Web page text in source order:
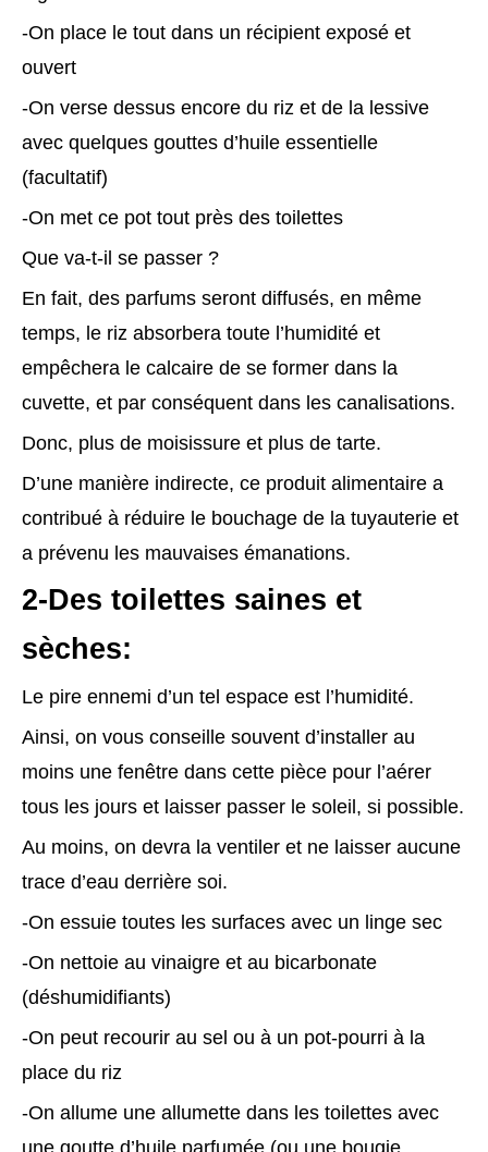
-On place le tout dans un récipient exposé et
ouvert
-On verse dessus encore du riz et de la lessive
avec quelques gouttes d’huile essentielle
(facultatif)
-On met ce pot tout près des toilettes
Que va-t-il se passer ?
En fait, des parfums seront diffusés, en même
temps, le riz absorbera toute l’humidité et
empêchera le calcaire de se former dans la
cuvette, et par conséquent dans les canalisations.
Donc, plus de moisissure et plus de tarte.
D’une manière indirecte, ce produit alimentaire a
contribué à réduire le bouchage de la tuyauterie et
a prévenu les mauvaises émanations.
2-Des toilettes saines et
sèches:
Le pire ennemi d’un tel espace est l’humidité.
Ainsi, on vous conseille souvent d’installer au
moins une fenêtre dans cette pièce pour l’aérer
tous les jours et laisser passer le soleil, si possible.
Au moins, on devra la ventiler et ne laisser aucune
trace d’eau derrière soi.
-On essuie toutes les surfaces avec un linge sec
-On nettoie au vinaigre et au bicarbonate
(déshumidifiants)
-On peut recourir au sel ou à un pot-pourri à la
place du riz
-On allume une allumette dans les toilettes avec